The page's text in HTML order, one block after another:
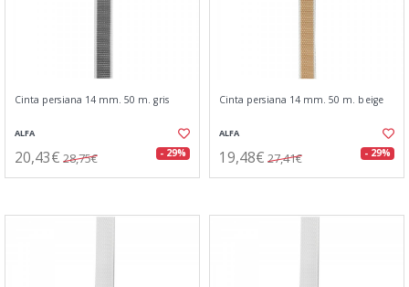
Cinta persiana 14 mm. 50 m. gris
ALFA
20,43€ 28,75€ - 29%
Cinta persiana 14 mm. 50 m. beige
ALFA
19,48€ 27,41€ - 29%